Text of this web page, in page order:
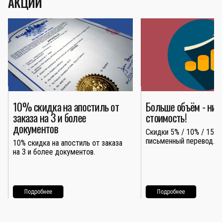
10% скидка на апостиль от
заказа на 3 и более
документов
10% скидка на апостиль от заказа
на 3 и более документов.
Подробнее
Больше объём -
стоимость!
Скидки 5% / 10% / 15%
письменный перевод.
Подробнее